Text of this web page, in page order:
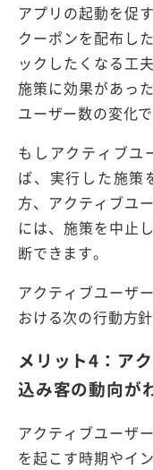
アプリの起動を促
クーポンを配布し
ックしたくなる工
施策に効果があっ
ユーザー数の変化
もしアクティブユ
ば、実行した施策
方、アクティブユ
には、施策を中止
断できます。
アクティブユーザ
おける次の行動方
メリット4：ア
込み客の動向が
アクティブユーザ
を起こす時期やイ